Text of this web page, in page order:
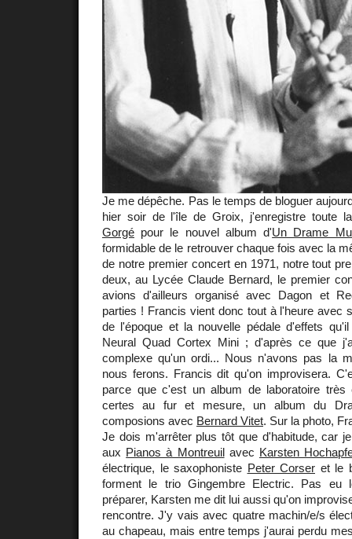
Je me dépêche. Pas le temps de bloguer
hier soir de l'île de Groix, j'enregistre toute
Gorgé pour le nouvel album d'Un Drame
formidable de le retrouver chaque fois avec la
de notre premier concert en 1971, notre tout
deux, au Lycée Claude Bernard, le premier
avions d'ailleurs organisé avec Dagon et
parties ! Francis vient donc tout à l'heure avec
de l'époque et la nouvelle pédale d'effets
Neural Quad Cortex Mini ; d'après ce que
complexe qu'un ordi... Nous n'avons pas la
nous ferons. Francis dit qu'on improvisera.
parce que c'est un album de laboratoire très
certes au fur et mesure, un album du
composions avec Bernard Vitet. Sur la photo,
Je dois m'arrêter plus tôt que d'habitude, car
aux Pianos à Montreuilavec Karsten
électrique, le saxophoniste Peter Corser et le
forment le trio Gingembre Electric. Pas eu
préparer, Karsten me dit lui aussi qu'on
rencontre. J'y vais avec quatre machin/e/s
au chapeau, mais entre temps j'aurai perdu